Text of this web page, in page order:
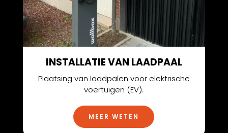
INSTALLATIE VAN LAADPAAL
Plaatsing van laadpalen voor elektrische
voertuigen (EV).
MEER WETEN